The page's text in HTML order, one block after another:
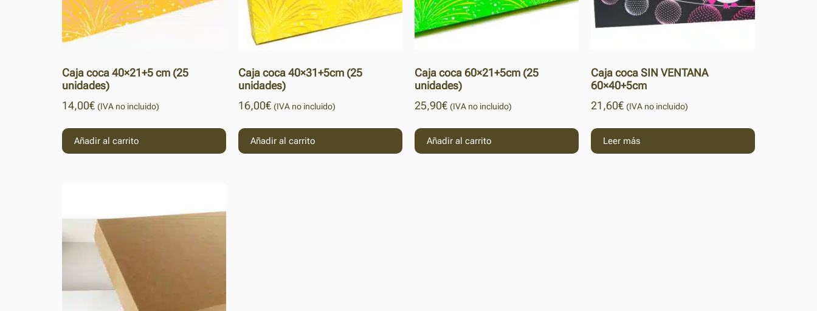
Caja coca 40×21+5 cm (25
unidades)
14,00€ (IVA no incluido)
Añadir al carrito
Caja coca 40×31+5cm (25
unidades)
16,00€ (IVA no incluido)
Añadir al carrito
Caja coca 60×21+5cm (25
unidades)
25,90€ (IVA no incluido)
Añadir al carrito
Caja coca SIN VENTANA
60×40+5cm
21,60€ (IVA no incluido)
Leer más